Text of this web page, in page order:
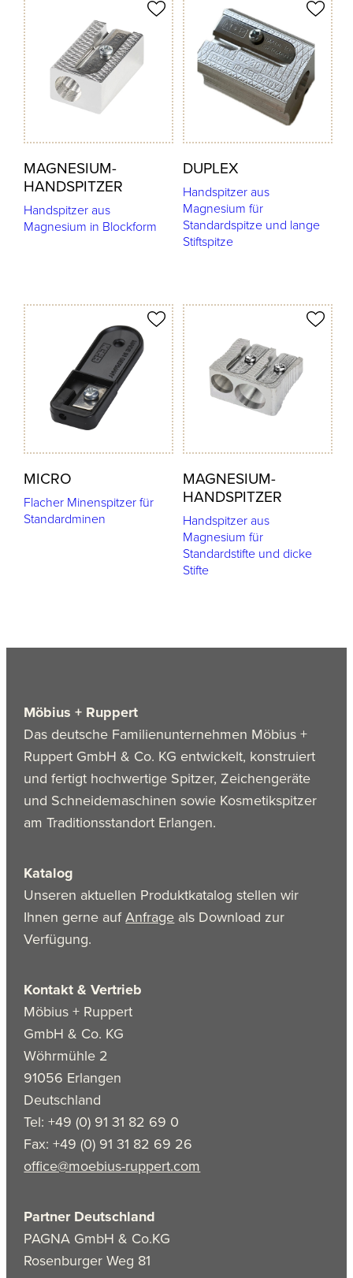
MAGNESIUM-
HANDSPITZER
Handspitzer aus
Magnesium in Blockform
merken
DUPLEX
Handspitzer aus
Magnesium für
Standardspitze und lange
Stiftspitze
Produkt merken
MICRO
Flacher Minenspitzer für
Standardminen
merken
MAGNESIUM-
HANDSPITZER
Handspitzer aus
Magnesium für
Standardstifte und dicke
Stifte
Produkt merken
Möbius + Ruppert
Das deutsche Familienunternehmen Möbius +
Ruppert GmbH & Co. KG entwickelt, konstruiert
und fertigt hochwertige Spitzer, Zeichengeräte
und Schneidemaschinen sowie Kosmetikspitzer
am Traditionsstandort Erlangen.
Katalog
Unseren aktuellen Produktkatalog stellen wir
Ihnen gerne aufAnfrage als Download zur
Verfügung.
Kontakt & Vertrieb
Möbius + Ruppert
GmbH & Co. KG
Wöhrmühle 2
91056 Erlangen
Deutschland
Tel: +49 (0) 91 31 82 69 0
Fax: +49 (0) 91 31 82 69 26
office@moebius-ruppert.com
Partner Deutschland
PAGNA GmbH & Co.KG
Rosenburger Weg 81